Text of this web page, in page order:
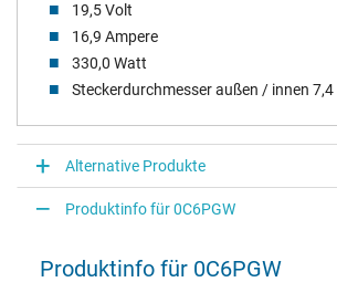
19,5 Volt
16,9 Ampere
330,0 Watt
Steckerdurchmesser außen / innen
Alternative Produkte
Produktinfo für 0C6PGW
Produktinfo für 0C6PGW